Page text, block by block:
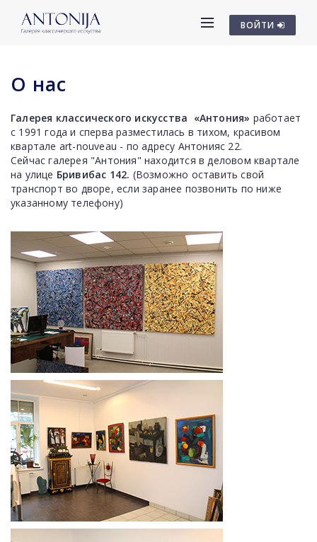
ВОЙТИ
О нас
Галерея классического искусства «Антония» работает
с 1991 года и сперва разместилась в тихом, красивом
квартале art-nouveau - по адресу Антонияс 22.
Сейчас галерея "Антония" находится в деловом квартале
на улице Бривибас 142. (Возможно оставить свой
транспорт во дворе, если заранее позвонить по ниже
указанному телефону)